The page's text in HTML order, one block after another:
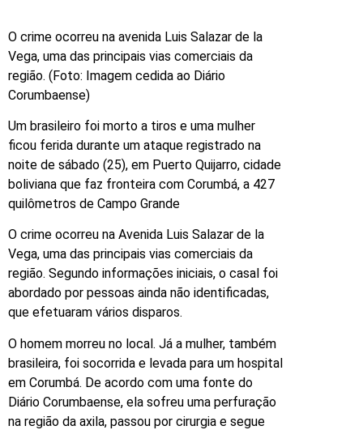
O crime ocorreu na avenida Luis Salazar de la
Vega, uma das principais vias comerciais da
região. (Foto: Imagem cedida ao Diário
Corumbaense)
Um brasileiro foi morto a tiros e uma mulher
ficou ferida durante um ataque registrado na
noite de sábado (25), em Puerto Quijarro, cidade
boliviana que faz fronteira com Corumbá, a 427
quilômetros de Campo Grande
O crime ocorreu na Avenida Luis Salazar de la
Vega, uma das principais vias comerciais da
região. Segundo informações iniciais, o casal foi
abordado por pessoas ainda não identificadas,
que efetuaram vários disparos.
O homem morreu no local. Já a mulher, também
brasileira, foi socorrida e levada para um hospital
em Corumbá. De acordo com uma fonte do
Diário Corumbaense, ela sofreu uma perfuração
na região da axila, passou por cirurgia e segue